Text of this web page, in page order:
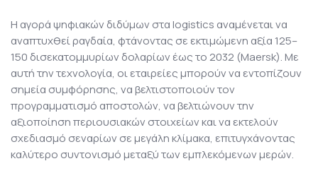
Η αγορά ψηφιακών διδύμων στα logistics αναμένεται να
αναπτυχθεί ραγδαία, φτάνοντας σε εκτιμώμενη αξία 125–
150 δισεκατομμυρίων δολαρίων έως το 2032 (Maersk). Με
αυτή την τεχνολογία, οι εταιρείες μπορούν να εντοπίζουν
σημεία συμφόρησης, να βελτιστοποιούν τον
προγραμματισμό αποστολών, να βελτιώνουν την
αξιοποίηση περιουσιακών στοιχείων και να εκτελούν
σχεδιασμό σεναρίων σε μεγάλη κλίμακα, επιτυγχάνοντας
καλύτερο συντονισμό μεταξύ των εμπλεκόμενων μερών.